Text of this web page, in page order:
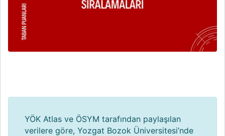
YÖK Atlas ve ÖSYM tarafından paylaşılan
verilere göre, Yozgat Bozok Üniversitesi’nde